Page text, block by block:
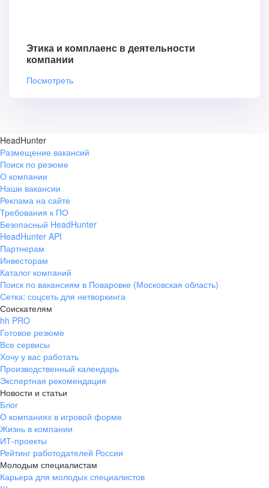
Этика и комплаенс в деятельности
компании
Посмотреть
HeadHunter
Размещение вакансий
Поиск по резюме
О компании
Наши вакансии
Реклама на сайте
Требования к ПО
Безопасный HeadHunter
HeadHunter API
Партнерам
Инвесторам
Каталог компаний
Поиск по вакансиям в Поваровке (Московская область)
Сетка: соцсеть для нетворкинга
Соискателям
hh PRO
Готовое резюме
Все сервисы
Хочу у вас работать
Производственный календарь
Экспертная рекомендация
Новости и статьи
Блог
О компаниях в игровой форме
Жизнь в компании
ИТ-проекты
Рейтинг работодателей России
Молодым специалистам
Карьера для молодых специалистов